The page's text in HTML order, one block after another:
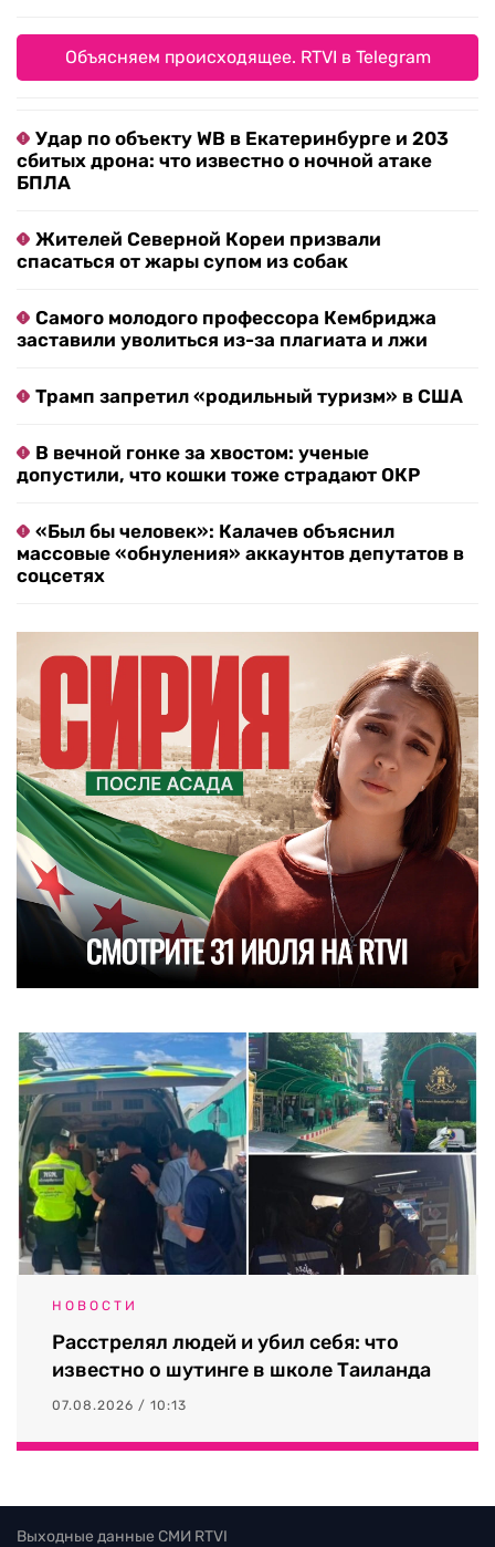
Объясняем происходящее. RTVI в Telegram
Удар по объекту WB в Екатеринбурге и 203
сбитых дрона: что известно о ночной атаке
БПЛА
Жителей Северной Кореи призвали
спасаться от жары супом из собак
Самого молодого профессора Кембриджа
заставили уволиться из-за плагиата и лжи
Трамп запретил «родильный туризм» в США
В вечной гонке за хвостом: ученые
допустили, что кошки тоже страдают ОКР
«Был бы человек»: Калачев объяснил
массовые «обнуления» аккаунтов депутатов в
соцсетях
НОВОСТИ
Расстрелял людей и убил себя: что
известно о шутинге в школе Таиланда
07.08.2026 / 10:13
Выходные данные СМИ RTVI